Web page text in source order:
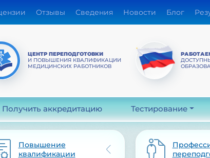
Отзывы Сведения Новости Блог
ЦЕНТР ПЕРЕПОДГОТОВКИ
И ПОВЫШЕНИЯ КВАЛИФИКАЦИИ
МЕДИЦИНСКИХ РАБОТНИКОВ
Получить аккредитацию Тестирование
Повышение
квалификации